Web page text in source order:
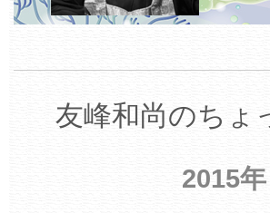
友峰和尚のちょ
2015